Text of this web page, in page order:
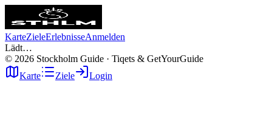
KarteZieleErlebnisseAnmelden
Lädt…
© 2026 Stockholm Guide · Tiqets & GetYourGuide
Karte
Ziele Login